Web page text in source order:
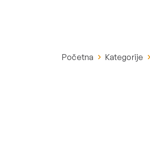
Početna Kategorije